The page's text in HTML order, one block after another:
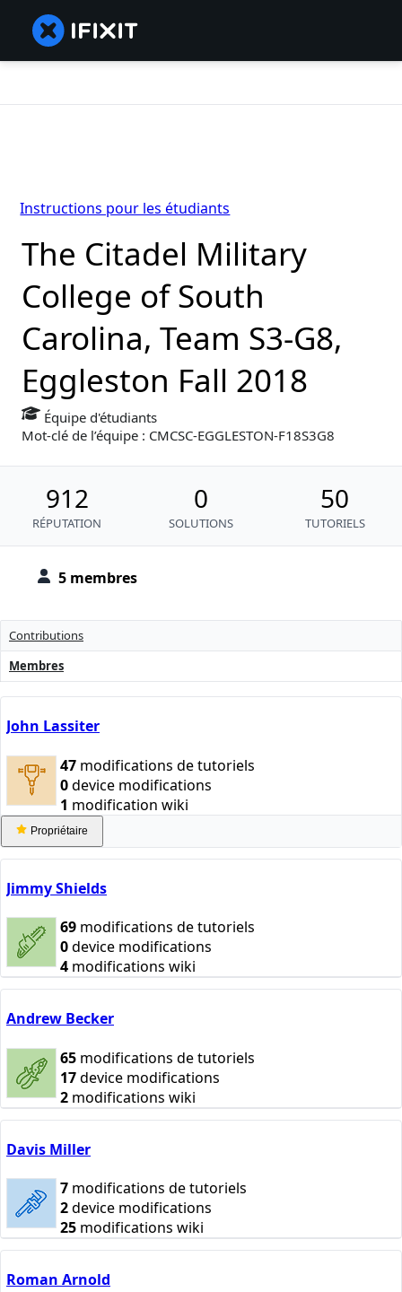
5 membres
The Citadel Military
College of South
Carolina, Team S3-G8,
Eggleston Fall 2018
Équipe d'étudiants
Mot-clé de l’équipe : CMCSC-EGGLESTON-F18S3G8
912
RÉPUTATION
0
SOLUTIONS
50
TUTORIELS
Instructions pour les étudiants
Contributions
Membres
John Lassiter
47 modifications de tutoriels
0device modifications
1 modification wiki
Propriétaire
Jimmy Shields
69 modifications de tutoriels
0device modifications
4 modifications wiki
Andrew Becker
65 modifications de tutoriels
17device modifications
2 modifications wiki
Davis Miller
7 modifications de tutoriels
2device modifications
25 modifications wiki
Roman Arnold